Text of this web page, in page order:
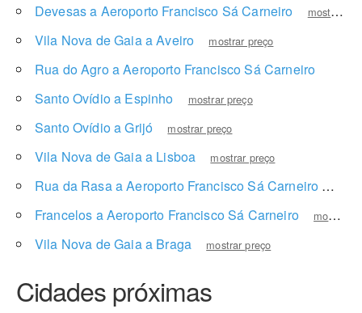
Devesas a Aeroporto Francisco Sá Carneiro mostrar preço
Vila Nova de Gaia a Aveiro mostrar preço
Rua do Agro a Aeroporto Francisco Sá Carneiro
Santo Ovídio a Espinho mostrar preço
Santo Ovídio a Grijó mostrar preço
Vila Nova de Gaia a Lisboa mostrar preço
Rua da Rasa a Aeroporto Francisco Sá Carneiro
Francelos a Aeroporto Francisco Sá Carneiro mostrar preço
Vila Nova de Gaia a Braga mostrar preço
Cidades próximas